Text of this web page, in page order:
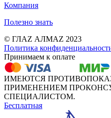
Компания
Полезно знать
© ГЛАZ АЛМАZ 2023
Политика
Принимаем к оплате
ИМЕЮТСЯ
ПРИМЕНЕНИЕМ
СПЕЦИАЛИСТОМ.
Бесплатная